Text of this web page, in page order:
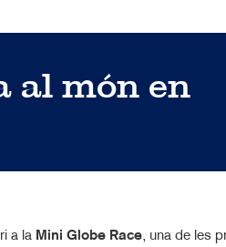
al món en
a la Mini Globe Race, una de les